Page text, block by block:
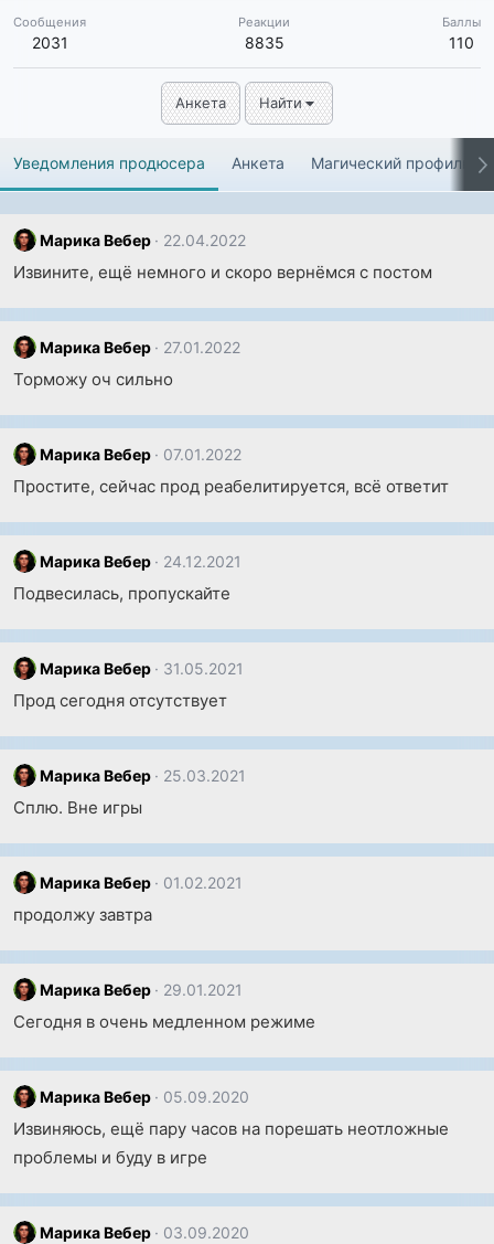
Сообщения
2031
Реакции
8835
Баллы
110
Анкета Найти
Уведомления продюсера Анкета Магический профиль
Марика Вебер 22.04.2022
Извините, ещё немного и скоро вернёмся с постом
Марика Вебер 27.01.2022
Торможу оч сильно
Марика Вебер 07.01.2022
Простите, сейчас прод реабелитируется, всё ответит
Марика Вебер 24.12.2021
Подвесилась, пропускайте
Марика Вебер 31.05.2021
Прод сегодня отсутствует
Марика Вебер 25.03.2021
Сплю. Вне игры
Марика Вебер 01.02.2021
продолжу завтра
Марика Вебер 29.01.2021
Сегодня в очень медленном режиме
Марика Вебер 05.09.2020
Извиняюсь, ещё пару часов на порешать неотложные
проблемы и буду в игре
Марика Вебер 03.09.2020